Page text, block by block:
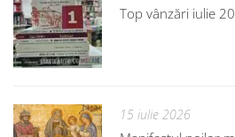
Top vânzări iulie
15 iulie 2026